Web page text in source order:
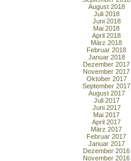
August 2018
Juli 2018
Juni 2018
Mai 2018
April 2018
März 2018
Februar 2018
Januar 2018
Dezember 2017
November 2017
Oktober 2017
September 2017
August 2017
Juli 2017
Juni 2017
Mai 2017
April 2017
März 2017
Februar 2017
Januar 2017
Dezember 2016
November 2016